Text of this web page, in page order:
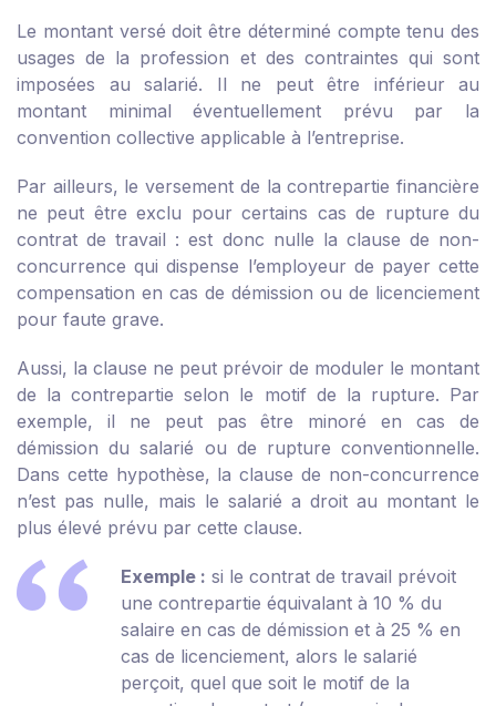
Le montant versé doit être déterminé compte tenu des
usages de la profession et des contraintes qui sont
imposées au salarié. Il ne peut être inférieur au
montant minimal éventuellement prévu par la
convention collective applicable à l’entreprise.
Par ailleurs, le versement de la contrepartie financière
ne peut être exclu pour certains cas de rupture du
contrat de travail : est donc nulle la clause de non-
concurrence qui dispense l’employeur de payer cette
compensation en cas de démission ou de licenciement
pour faute grave.
Aussi, la clause ne peut prévoir de moduler le montant
de la contrepartie selon le motif de la rupture. Par
exemple, il ne peut pas être minoré en cas de
démission du salarié ou de rupture conventionnelle.
Dans cette hypothèse, la clause de non-concurrence
n’est pas nulle, mais le salarié a droit au montant le
plus élevé prévu par cette clause.
Exemple : si le contrat de travail prévoit
une contrepartie équivalant à 10 % du
salaire en cas de démission et à 25 % en
cas de licenciement, alors le salarié
perçoit, quel que soit le motif de la